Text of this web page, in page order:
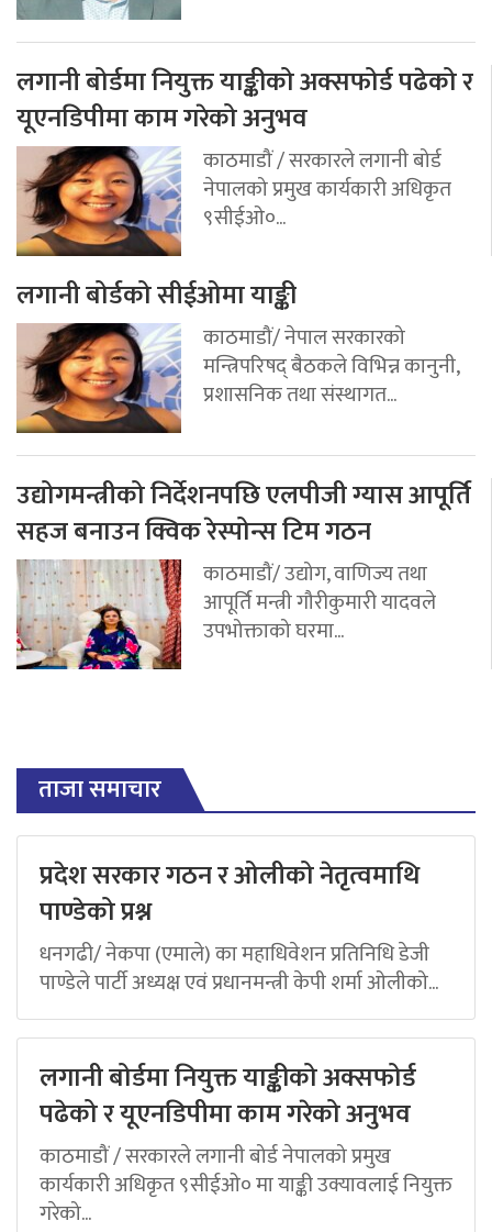
लगानी बोर्डमा नियुक्त याङ्कीको अक्सफोर्ड पढेको र
यूएनडिपीमा काम गरेको अनुभव
काठमाडौं / सरकारले लगानी बोर्ड
नेपालको प्रमुख कार्यकारी अधिकृत
९सीईओ०...
लगानी बोर्डको सीईओमा याङ्की
काठमाडौं/ नेपाल सरकारको
मन्त्रिपरिषद् बैठकले विभिन्न कानुनी,
प्रशासनिक तथा संस्थागत...
उद्योगमन्त्रीको निर्देशनपछि एलपीजी ग्यास आपूर्ति
सहज बनाउन क्विक रेस्पोन्स टिम गठन
काठमाडौं/ उद्योग, वाणिज्य तथा
आपूर्ति मन्त्री गौरीकुमारी यादवले
उपभोक्ताको घरमा...
ताजा समाचार
प्रदेश सरकार गठन र ओलीको नेतृत्वमाथि
पाण्डेको प्रश्न
धनगढी/ नेकपा (एमाले) का महाधिवेशन प्रतिनिधि डेजी
पाण्डेले पार्टी अध्यक्ष एवं प्रधानमन्त्री केपी शर्मा ओलीको...
लगानी बोर्डमा नियुक्त याङ्कीको अक्सफोर्ड
पढेको र यूएनडिपीमा काम गरेको अनुभव
काठमाडौं / सरकारले लगानी बोर्ड नेपालको प्रमुख
कार्यकारी अधिकृत ९सीईओ० मा याङ्की उक्यावलाई नियुक्त
गरेको...